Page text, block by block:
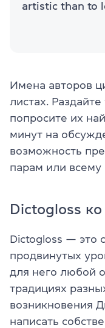
artistic than to
Имена авторов
листах.
попросите их
минут на
возможность
парам или всему
Dictogloss
Dictogloss — это
продвинутых
для него любой
традициях
возникновения
написать